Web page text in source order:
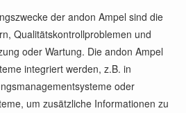
der andon Ampel sind die
Qualitätskontrollproblemen und
oder Wartung. Die andon Ampel
integriert werden, z.B. in
oder
um zusätzliche Informationen zu